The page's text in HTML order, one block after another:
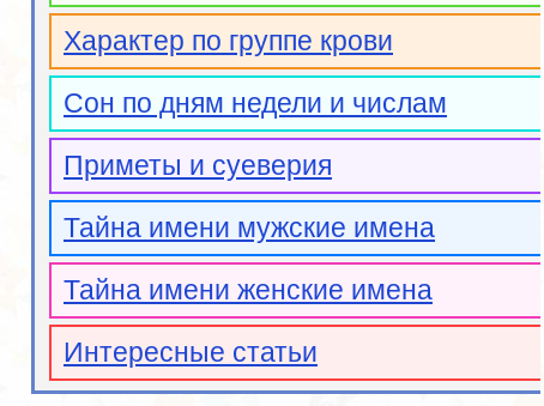
Характер по группе крови
Сон по дням недели и числам
Приметы и суеверия
Тайна имени мужские имена
Тайна имени женские имена
Интересные статьи